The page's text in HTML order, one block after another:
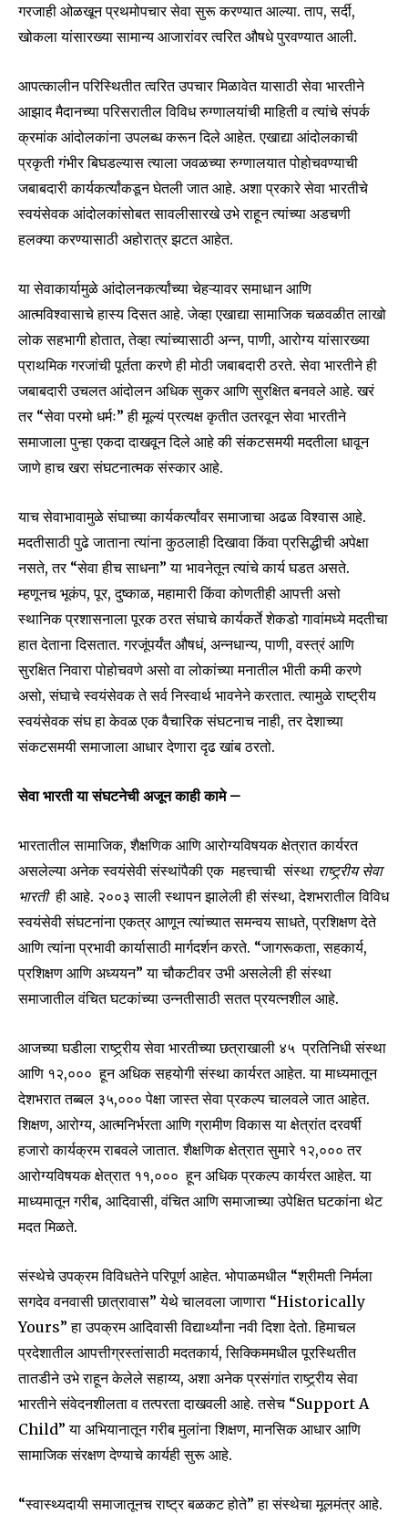
Join our community of
SUBSCRIBERS and be part of the
conversation.
To subscribe, simply enter your email address on our website
or click the subscribe button below. Don't worry, we respect
your privacy and won't spam your inbox. Your information is
safe with us.
SUBSCRIBE
I've read and accept the .
गरजाही ओळखून प्रथमोपचार सेवा सुरू करण्यात आल्या. ताप, सर्दी,
खोकला यांसारख्या सामान्य आजारांवर त्वरित औषधे पुरवण्यात आली.
आपत्कालीन परिस्थितीत त्वरित उपचार मिळावेत यासाठी सेवा भारतीने
आझाद मैदानच्या परिसरातील विविध रुग्णालयांची माहिती व त्यांचे संपर्क
क्रमांक आंदोलकांना उपलब्ध करून दिले आहेत. एखाद्या आंदोलकाची
प्रकृती गंभीर बिघडल्यास त्याला जवळच्या रुग्णालयात पोहोचवण्याची
जबाबदारी कार्यकर्त्यांकडून घेतली जात आहे. अशा प्रकारे सेवा भारतीचे
स्वयंसेवक आंदोलकांसोबत सावलीसारखे उभे राहून त्यांच्या अडचणी
हलक्या करण्यासाठी अहोरात्र झटत आहेत.
या सेवाकार्यामुळे आंदोलनकर्त्यांच्या चेहऱ्यावर समाधान आणि
आत्मविश्वासाचे हास्य दिसत आहे. जेव्हा एखाद्या सामाजिक चळवळीत लाखो
लोक सहभागी होतात, तेव्हा त्यांच्यासाठी अन्न, पाणी, आरोग्य यांसारख्या
प्राथमिक गरजांची पूर्तता करणे ही मोठी जबाबदारी ठरते. सेवा भारतीने ही
जबाबदारी उचलत आंदोलन अधिक सुकर आणि सुरक्षित बनवले आहे. खरं
तर “सेवा परमो धर्मः” ही मूल्यं प्रत्यक्ष कृतीत उतरवून सेवा भारतीने
समाजाला पुन्हा एकदा दाखवून दिले आहे की संकटसमयी मदतीला धावून
जाणे हाच खरा संघटनात्मक संस्कार आहे.
याच सेवाभावामुळे संघाच्या कार्यकर्त्यांवर समाजाचा अढळ विश्वास आहे.
मदतीसाठी पुढे जाताना त्यांना कुठलाही दिखावा किंवा प्रसिद्धीची अपेक्षा
नसते, तर “सेवा हीच साधना” या भावनेतून त्यांचे कार्य घडत असते.
म्हणूनच भूकंप, पूर, दुष्काळ, महामारी किंवा कोणतीही आपत्ती असो
स्थानिक प्रशासनाला पूरक ठरत संघाचे कार्यकर्ते शेकडो गावांमध्ये मदतीचा
हात देताना दिसतात. गरजूंपर्यंत औषधं, अन्नधान्य, पाणी, वस्त्रं आणि
सुरक्षित निवारा पोहोचवणे असो वा लोकांच्या मनातील भीती कमी करणे
असो, संघाचे स्वयंसेवक ते सर्व निस्वार्थ भावनेने करतात. त्यामुळे राष्ट्रीय
स्वयंसेवक संघ हा केवळ एक वैचारिक संघटनाच नाही, तर देशाच्या
संकटसमयी समाजाला आधार देणारा दृढ खांब ठरतो.
सेवा भारती या संघटनेची अजून काही कामे –
भारतातील सामाजिक, शैक्षणिक आणि आरोग्यविषयक क्षेत्रात कार्यरत
असलेल्या अनेक स्वयंसेवी संस्थांपैकी एक महत्त्वाची संस्था राष्ट्र्रीय सेवा
भारतीही आहे. २००३ साली स्थापन झालेली ही संस्था, देशभरातील विविध
स्वयंसेवी संघटनांना एकत्र आणून त्यांच्यात समन्वय साधते, प्रशिक्षण देते
आणि त्यांना प्रभावी कार्यासाठी मार्गदर्शन करते. “जागरूकता, सहकार्य,
प्रशिक्षण आणि अध्ययन” या चौकटीवर उभी असलेली ही संस्था
समाजातील वंचित घटकांच्या उन्नतीसाठी सतत प्रयत्नशील आहे.
आजच्या घडीला राष्ट्र्रीय सेवा भारतीच्या छत्राखाली ४५ प्रतिनिधी संस्था
आणि १२,००० हून अधिक सहयोगी संस्था कार्यरत आहेत. या माध्यमातून
देशभरात तब्बल ३५,००० पेक्षा जास्त सेवा प्रकल्प चालवले जात आहेत.
शिक्षण, आरोग्य, आत्मनिर्भरता आणि ग्रामीण विकास या क्षेत्रांत दरवर्षी
हजारो कार्यक्रम राबवले जातात. शैक्षणिक क्षेत्रात सुमारे १२,००० तर
आरोग्यविषयक क्षेत्रात ११,००० हून अधिक प्रकल्प कार्यरत आहेत. या
माध्यमातून गरीब, आदिवासी, वंचित आणि समाजाच्या उपेक्षित घटकांना थेट
मदत मिळते.
संस्थेचे उपक्रम विविधतेने परिपूर्ण आहेत. भोपाळमधील “श्रीमती निर्मला
सगदेव वनवासी छात्रावास” येथे चालवला जाणारा “Historically
Yours” हा उपक्रम आदिवासी विद्यार्थ्यांना नवी दिशा देतो. हिमाचल
प्रदेशातील आपत्तीग्रस्तांसाठी मदतकार्य, सिक्किममधील पूरस्थितीत
तातडीने उभे राहून केलेले सहाय्य, अशा अनेक प्रसंगांत राष्ट्र्रीय सेवा
भारतीने संवेदनशीलता व तत्परता दाखवली आहे. तसेच “Support A
Child” या अभियानातून गरीब मुलांना शिक्षण, मानसिक आधार आणि
सामाजिक संरक्षण देण्याचे कार्यही सुरू आहे.
“स्वास्थ्यदायी समाजातूनच राष्ट्र बळकट होते” हा संस्थेचा मूलमंत्र आहे.